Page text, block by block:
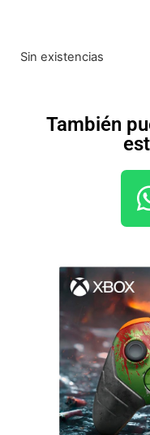
Sin existencias
También